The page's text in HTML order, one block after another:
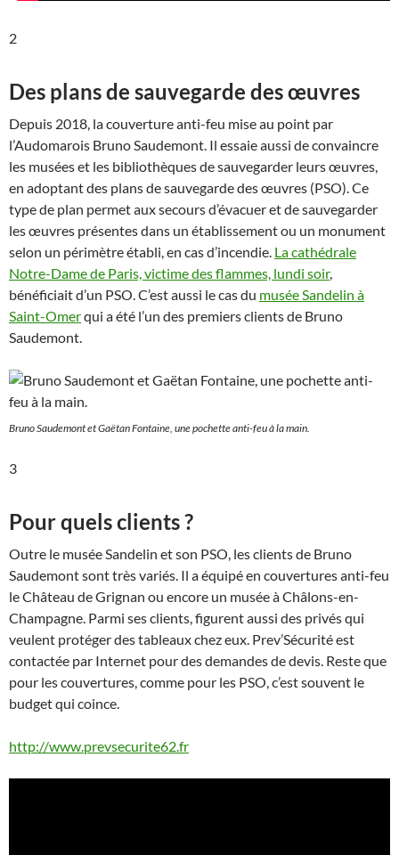
2
Des plans de sauvegarde des œuvres
Depuis 2018, la couverture anti-feu mise au point par
l’Audomarois Bruno Saudemont. Il essaie aussi de convaincre
les musées et les bibliothèques de sauvegarder leurs œuvres,
en adoptant des plans de sauvegarde des œuvres (PSO). Ce
type de plan permet aux secours d’évacuer et de sauvegarder
les œuvres présentes dans un établissement ou un monument
selon un périmètre établi, en cas d’incendie. La cathédrale
Notre-Dame de Paris, victime des flammes, lundi soir,
bénéficiait d’un PSO. C’est aussi le cas du musée Sandelin à
Saint-Omerqui a été l’un des premiers clients de Bruno
Saudemont.
Bruno Saudemont et Gaëtan Fontaine, une pochette anti-feu à la main.
3
Pour quels clients ?
Outre le musée Sandelin et son PSO, les clients de Bruno
Saudemont sont très variés. Il a équipé en couvertures anti-feu
le Château de Grignan ou encore un musée à Châlons-en-
Champagne. Parmi ses clients, figurent aussi des privés qui
veulent protéger des tableaux chez eux. Prev’Sécurité est
contactée par Internet pour des demandes de devis. Reste que
pour les couvertures, comme pour les PSO, c’est souvent le
budget qui coince.
http://www.prevsecurite62.fr